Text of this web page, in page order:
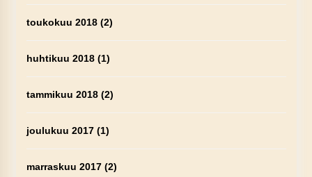
toukokuu 2018(2)
huhtikuu 2018(1)
tammikuu 2018(2)
joulukuu 2017(1)
marraskuu 2017(2)